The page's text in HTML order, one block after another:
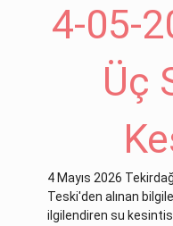
4-05-
Üç
4 Mayıs 2026
Teski'den alınan
ilgilendiren su